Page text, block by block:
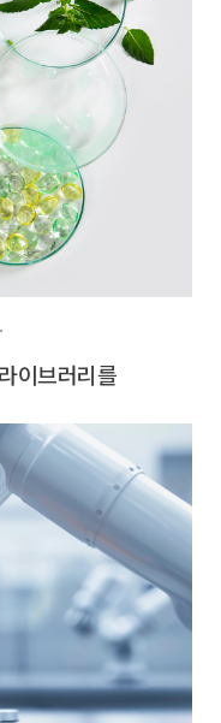
이브러리를